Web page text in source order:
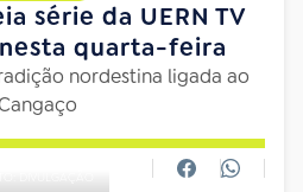
série da UERN TV
quarta-feira
nordestina ligada ao